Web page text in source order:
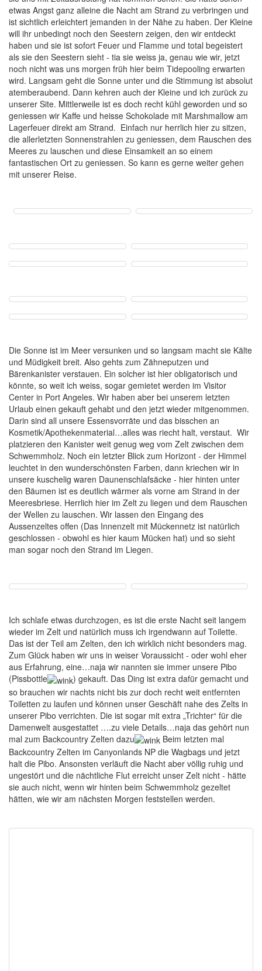
etwas Angst ganz alleine die Nacht am Strand zu verbringen und
ist sichtlich erleichtert jemanden in der Nähe zu haben. Der Kleine
will ihr unbedingt noch den Seestern zeigen, den wir entdeckt
haben und sie ist sofort Feuer und Flamme und total begeistert
als sie den Seestern sieht - tia sie weiss ja, genau wie wir, jetzt
noch nicht was uns morgen früh hier beim Tidepooling erwarten
wird. Langsam geht die Sonne unter und die Stimmung ist absolut
atemberaubend. Dann kehren auch der Kleine und ich zurück zu
unserer Site. Mittlerweile ist es doch recht kühl geworden und so
geniessen wir Kaffe und heisse Schokolade mit Marshmallow am
Lagerfeuer direkt am Strand. Einfach nur herrlich hier zu sitzen,
die allerletzten Sonnenstrahlen zu geniessen, dem Rauschen des
Meeres zu lauschen und diese Einsamkeit an so einem
fantastischen Ort zu geniessen. So kann es gerne weiter gehen
mit unserer Reise.
Die Sonne ist im Meer versunken und so langsam macht sie Kälte
und Müdigkeit breit. Also gehts zum Zähneputzen und
Bärenkanister verstauen. Ein solcher ist hier obligatorisch und
könnte, so weit ich weiss, sogar gemietet werden im Visitor
Center in Port Angeles. Wir haben aber bei unserem letzten
Urlaub einen gekauft gehabt und den jetzt wieder mitgenommen.
Darin sind all unsere Essensvorräte und das bisschen an
Kosmetik/Apothekenmaterial…alles was riecht halt, verstaut. Wir
platzieren den Kanister weit genug weg vom Zelt zwischen dem
Schwemmholz. Noch ein letzter Blick zum Horizont - der Himmel
leuchtet in den wunderschönsten Farben, dann kriechen wir in
unsere kuschelig waren Daunenschlafsäcke - hier hinten unter
den Bäumen ist es deutlich wärmer als vorne am Strand in der
Meeresbriese. Herrlich hier im Zelt zu liegen und dem Rauschen
der Wellen zu lauschen. Wir lassen den Eingang des
Aussenzeltes offen (Das Innenzelt mit Mückennetz ist natürlich
geschlossen - obwohl es hier kaum Mücken hat) und so sieht
man sogar noch den Strand im Liegen.
Ich schlafe etwas durchzogen, es ist die erste Nacht seit langem
wieder im Zelt und natürlich muss ich irgendwann auf Toilette.
Das ist der Teil am Zelten, den ich wirklich nicht besonders mag.
Zum Glück haben wir uns in weiser Voraussicht - oder wohl eher
aus Erfahrung, eine…naja wir nannten sie immer unsere Pibo
(Pissbottle
) gekauft. Das Ding ist extra dafür gemacht und
so brauchen wir nachts nicht bis zur doch recht weit entfernten
Toiletten zu laufen und können unser Geschäft nahe des Zelts in
unserer Pibo verrichten. Die ist sogar mit extra „Trichter“ für die
Damenwelt ausgestattet ….zu viele Details…naja das gehört nun
mal zum Backcountry Zelten dazu
Beim letzten mal
Backcountry Zelten im Canyonlands NP die Wagbags und jetzt
halt die Pibo. Ansonsten verläuft die Nacht aber völlig ruhig und
ungestört und die nächtliche Flut erreicht unser Zelt nicht - hätte
sie auch nicht, wenn wir hinten beim Schwemmholz gezeltet
hätten, wie wir am nächsten Morgen feststellen werden.